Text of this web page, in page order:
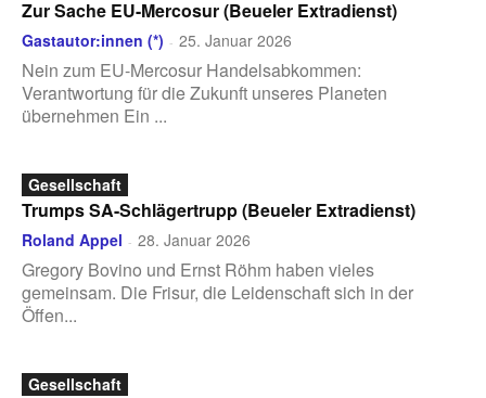
Zur Sache EU-Mercosur (Beueler Extradienst)
Gastautor:innen (*) - 25. Januar 2026
Nein zum EU-Mercosur Handelsabkommen:
Verantwortung für die Zukunft unseres Planeten
übernehmen Ein ...
Gesellschaft
Trumps SA-Schlägertrupp (Beueler Extradienst)
Roland Appel - 28. Januar 2026
Gregory Bovino und Ernst Röhm haben vieles
gemeinsam. Die Frisur, die Leidenschaft sich in der
Öffen...
Gesellschaft